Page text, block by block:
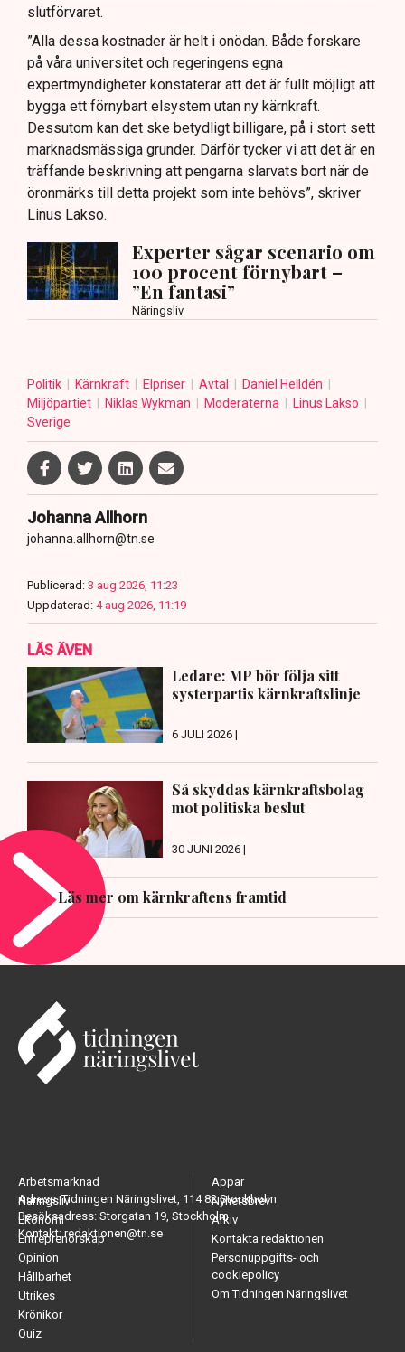
slutförvaret.
”Alla dessa kostnader är helt i onödan. Både forskare
på våra universitet och regeringens egna
expertmyndigheter konstaterar att det är fullt möjligt att
bygga ett förnybart elsystem utan ny kärnkraft.
Dessutom kan det ske betydligt billigare, på i stort sett
marknadsmässiga grunder. Därför tycker vi att det är en
träffande beskrivning att pengarna slarvats bort när de
öronmärks till detta projekt som inte behövs”, skriver
Linus Lakso.
Experter sågar scenario om
100 procent förnybart –
”En fantasi”
Näringsliv
Politik Kärnkraft Elpriser Avtal
Daniel Helldén
Miljöpartiet
Niklas Wykman Moderaterna
Linus Lakso
Sverige
Johanna Allhorn
johanna.allhorn@tn.se
Publicerad: 3 aug 2026, 11:23
Uppdaterad: 4 aug 2026, 11:19
LÄS ÄVEN
Ledare: MP bör följa sitt
systerpartis kärnkraftslinje
6 JULI 2026 |
Så skyddas kärnkraftsbolag
mot politiska beslut
30 JUNI 2026 |
Läs mer om kärnkraftens framtid
Adress: Tidningen Näringslivet, 114 82 Stockholm
Besöksadress: Storgatan 19, Stockholm
Kontakt: redaktionen@tn.se
Arbetsmarknad
Näringsliv
Ekonomi
Entreprenörskap
Opinion
Hållbarhet
Utrikes
Krönikor
Quiz
Appar
Nyhetsbrev
Arkiv
Kontakta redaktionen
Personuppgifts- och
cookiepolicy
Om Tidningen Näringslivet